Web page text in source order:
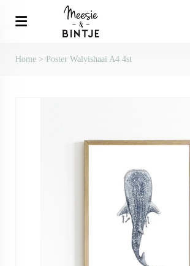
Home > Poster Walvishaai A4 4st